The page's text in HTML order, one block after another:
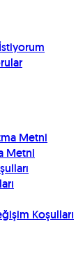
Metni
Metni
Koşulları